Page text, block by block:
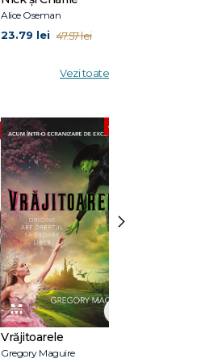
Alice Oseman
23.79 lei 47.57 lei
Vezi toate
-30%
Vrăjitoarele
Gregory Maguire
›